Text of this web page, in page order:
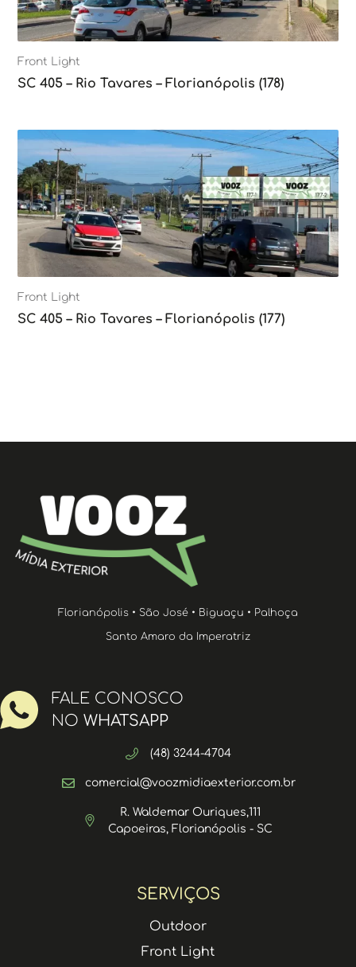
Front Light
SC 405 – Rio Tavares – Florianópolis (178)
Front Light
SC 405 – Rio Tavares – Florianópolis (177)
SERVIÇOS
Outdoor
Front Light
Florianópolis • São José • Biguaçu • Palhoça
Santo Amaro da Imperatriz
FALE CONOSCO
NO WHATSAPP
(48) 3244-4704
comercial@voozmidiaexterior.com.br
R. Waldemar Ouriques,111
Capoeiras, Florianópolis - SC